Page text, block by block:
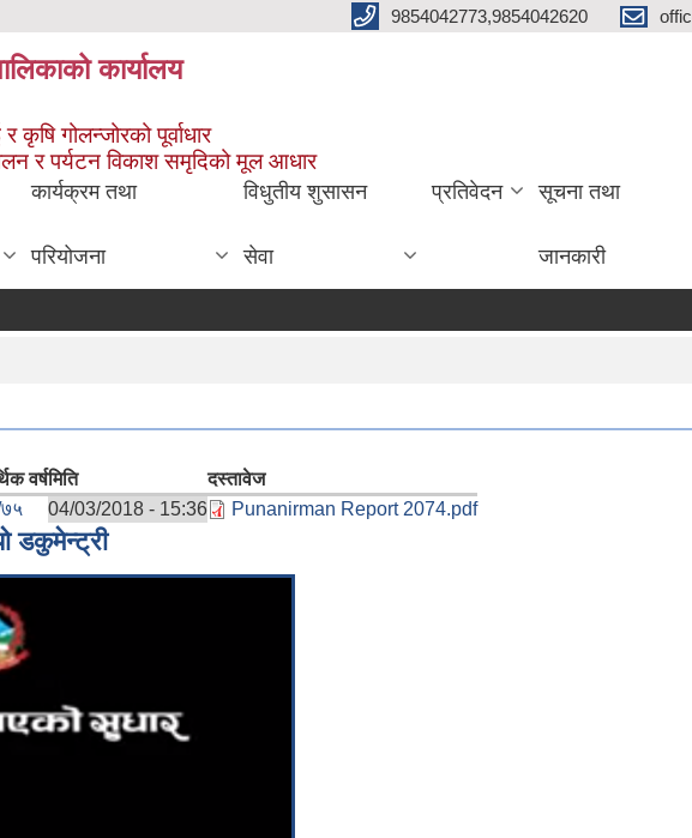
9854042773,9854042620
कार्यालय
कृषि गोलन्जोरको पूर्वाधार
र पर्यटन विकाश समृदिको मूल आधार
कार्यक्रम तथा
परियोजना
विधुतीय शुसासन
सेवा
प्रतिवेदन सूचना तथा
जानकारी
वर्षमिति दस्तावेज
04/03/2018 - 15:36 Punanirman Report 2074.pdf
डकुमेन्ट्री